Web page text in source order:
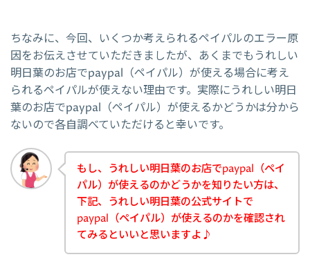
ちなみに、今回、いくつか考えられるペイパルのエラー原
因をお伝えさせていただきましたが、あくまでもうれしい
明日葉のお店でpaypal（ペイパル）が使える場合に考え
られるペイパルが使えない理由です。実際にうれしい明日
葉のお店でpaypal（ペイパル）が使えるかどうかは分から
ないので各自調べていただけると幸いです。
もし、うれしい明日葉のお店でpaypal（ペイ
パル）が使えるのかどうかを知りたい方は、
下記、うれしい明日葉の公式サイトで
paypal（ペイパル）が使えるのかを確認され
てみるといいと思いますよ♪